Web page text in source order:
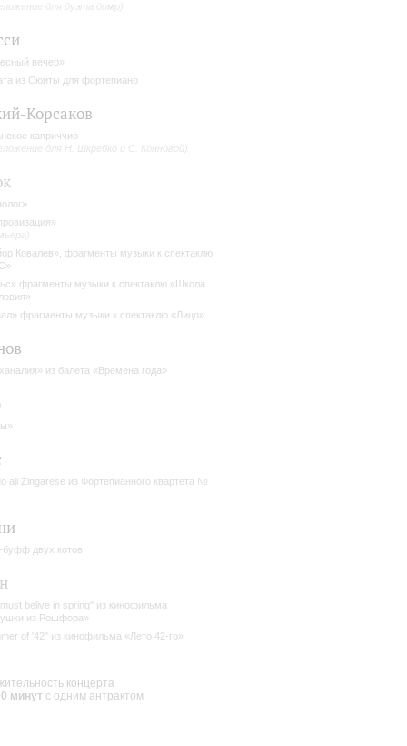
для дуэта домр)
вечер»
из Сюиты для фортепиано
Корсаков
каприччио
для Н. Шкребко и С. Конновой)
Ковалев», фрагменты музыки к спектаклю
фрагменты музыки к спектаклю «Школа
фрагменты музыки к спектаклю «Лицо»
из балета «Времена года»
all Zingarese из Фортепианного квартета №
буфф двух котов
belive in spring" из кинофильма
из Рошфора»
of '42" из кинофильма «Лето 42-го»
концерта
минут с одним антрактом